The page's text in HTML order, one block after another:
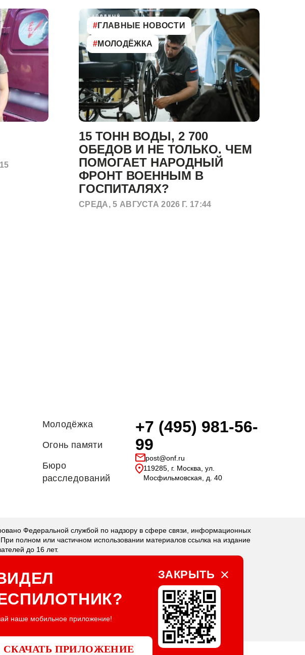
#ГЛАВНЫЕ НОВОСТИ
#МОЛОДЁЖКА
15 ТОНН ВОДЫ, 2 700
ОБЕДОВ И НЕ ТОЛЬКО. ЧЕМ
ПОМОГАЕТ НАРОДНЫЙ
ФРОНТ ВОЕННЫМ В
ГОСПИТАЛЯХ?
СРЕДА, 5 АВГУСТА 2026 Г. 17:44
Молодёжка
Огонь памяти
Бюро
расследований
+7 (495) 981-56-
99
post@onf.ru
119285, г. Москва, ул.
Мосфильмовская, д. 40
Федеральной службой по надзору в сфере связи, информационных
полном или частичном использовании материалов ссылка на издание
до 16 лет.
наше мобильное приложение!
СКАЧАТЬ ПРИЛОЖЕНИЕ
ЗАКРЫТЬ